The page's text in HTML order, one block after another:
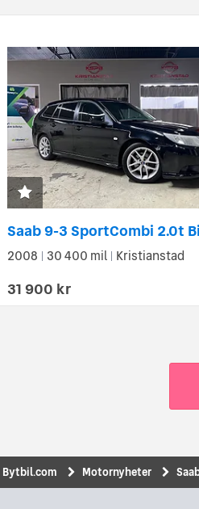
2008 30 400 mil Kristianstad
31 900 kr
Bytbil.com Motornyheter